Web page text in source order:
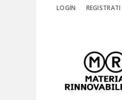
LOGIN REGISTRATI